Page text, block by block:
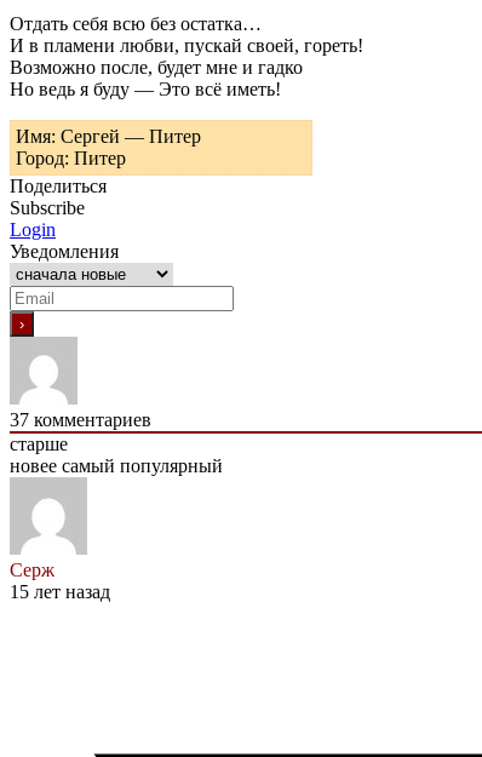
Отдать себя всю без остатка…
И в пламени любви, пускай своей, гореть!
Возможно после, будет мне и гадко
Но ведь я буду — Это всё иметь!
Имя: Сергей — Питер
Город: Питер
Поделиться
Subscribe
Login
Уведомления
37 комментариев
старше
новее самый популярный
Серж
15 лет назад